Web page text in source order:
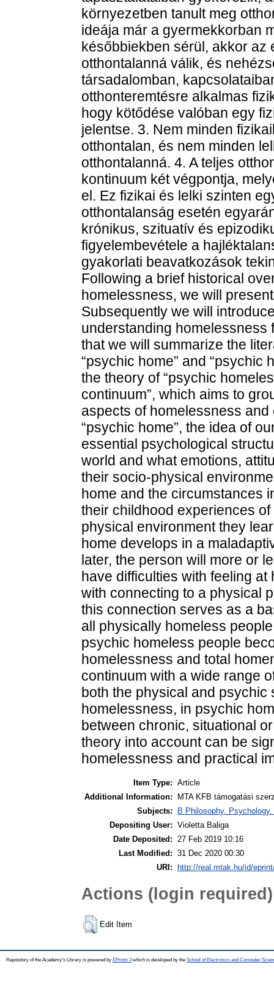
környezetben tanult meg
ideája már a gyermekkorban
későbbiekben sérül, akkor az
otthontalanná válik, és
társadalomban,
otthonteremtésre alkalmas
hogy kötődése valóban egy
jelentse. 3. Nem minden
otthontalan, és nem minden
otthontalanná. 4. A teljes
kontinuum két végpontja,
el. Ez fizikai és lelki szinten
otthontalanság esetén
krónikus, szituatív és
figyelembevétele a
gyakorlati beavatkozások
Following a brief historical
homelessness, we will
Subsequently we will
understanding homelessness
that we will summarize the
“psychic home” and “psychic
the theory of “psychic
continuum”, which aims to
aspects of homelessness
“psychic home”, the idea of
essential psychological
world and what emotions,
their socio-physical
home and the circumstances
their childhood experiences
physical environment they
home develops in a
later, the person will more or
have difficulties with feeling
with connecting to a physical
this connection serves as a
all physically homeless
psychic homeless people
homelessness and total
continuum with a wide range
both the physical and psychic
homelessness, in psychic
between chronic, situational
theory into account can be
homelessness and practical
Item Type: Article
Additional Information:
MTA KFB támogatási
Subjects:
B Philosophy.
Depositing User: Violetta Baliga
Date Deposited:
27 Feb 2019 10:16
Last Modified: 31 Dec 2020 00:30
URI:
http://real.mtak.hu/id/
Actions (login required)
Edit Item
Repository of the Academy's Library is powered by EPrints 3which is developed by the School of Electronics and Computer